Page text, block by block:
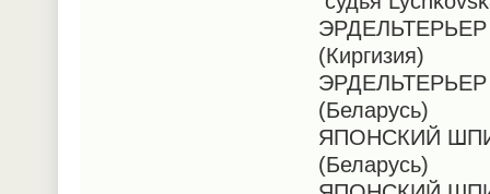
ЭРДЕЛЬТЕРЬЕР
(Киргизия)
ЭРДЕЛЬТЕРЬЕР
(Беларусь)
ЯПОНСКИЙ
(Беларусь)